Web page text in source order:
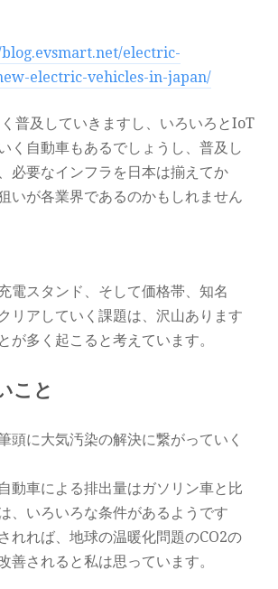
electric-
electric-vehicles-in-japan/
普及していきますし、いろいろとIoT
く自動車もあるでしょうし、普及し
必要なインフラを日本は揃えてか
いが各業界であるのかもしれません
電スタンド、そして価格帯、知名
リアしていく課題は、沢山あります
が多く起こると考えています。
こと
頭に大気汚染の解決に繋がっていく
動車による排出量はガソリン車と比
、いろいろな条件があるようです
れれば、地球の温暖化問題のCO2の
善されると私は思っています。